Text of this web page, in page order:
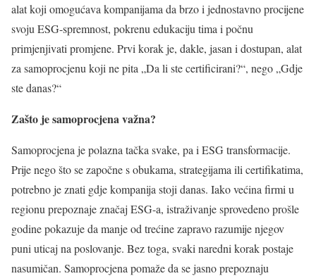
alat koji omogućava kompanijama da brzo i jednostavno procijene
svoju ESG-spremnost, pokrenu edukaciju tima i počnu
primjenjivati promjene. Prvi korak je, dakle, jasan i dostupan, alat
za samoprocjenu koji ne pita „Da li ste certificirani?“, nego „Gdje
ste danas?“
Zašto je samoprocjena važna?
Samoprocjena je polazna tačka svake, pa i ESG transformacije.
Prije nego što se započne s obukama, strategijama ili certifikatima,
potrebno je znati gdje kompanija stoji danas. Iako većina firmi u
regionu prepoznaje značaj ESG-a, istraživanje sprovedeno prošle
godine pokazuje da manje od trećine zapravo razumije njegov
puni uticaj na poslovanje. Bez toga, svaki naredni korak postaje
nasumičan. Samoprocjena pomaže da se jasno prepoznaju